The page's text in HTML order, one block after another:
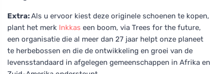
Extra:Als u ervoor kiest deze originele schoenen te kopen,
plant het merk Inkkas een boom, via Trees for the future,
een organisatie die al meer dan 27 jaar helpt onze planeet
te herbebossen en die de ontwikkeling en groei van de
levensstandaard in afgelegen gemeenschappen in Afrika en